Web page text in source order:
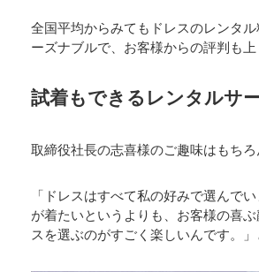
全国平均からみてもドレスのレンタル
ーズナブルで、お客様からの評判も上
試着もできるレンタルサ
取締役社長の志喜様のご趣味はもちろ
「ドレスはすべて私の好みで選んで
が着たいというよりも、お客様の喜
スを選ぶのがすごく楽しいんです。」